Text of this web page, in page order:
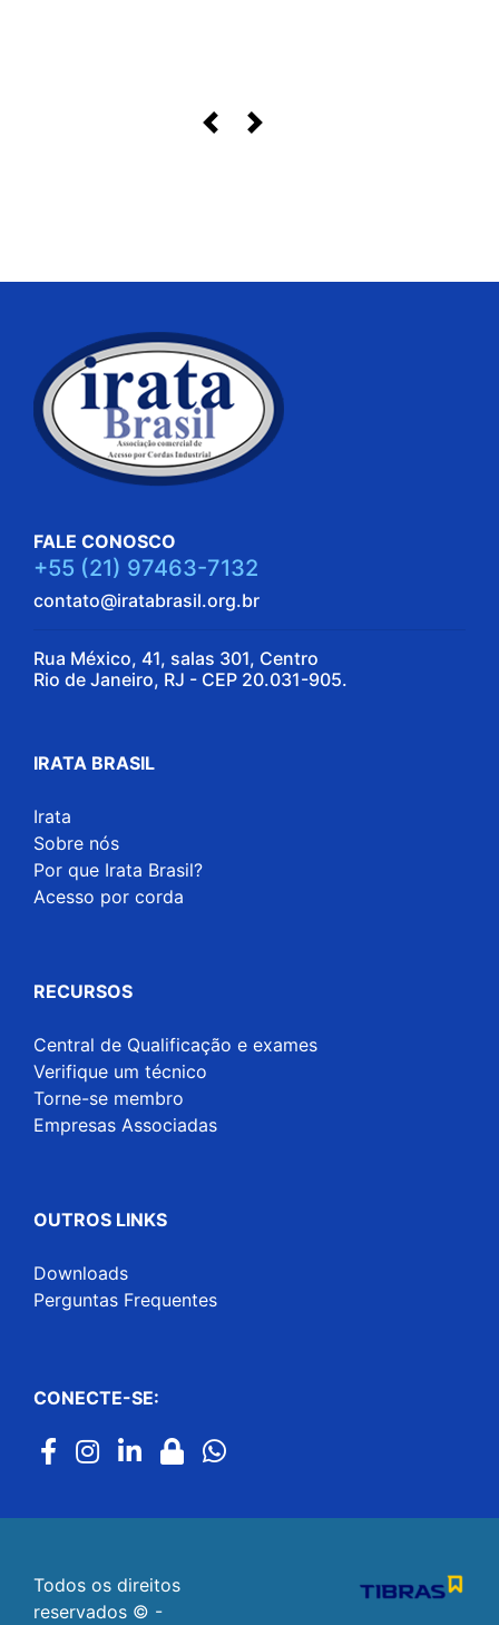
Anterior
FALE CONOSCO
+55 (21) 97463-7132
contato@iratabrasil.org.br
Rua México, 41, salas 301, Centro
Rio de Janeiro, RJ - CEP 20.031-905.
IRATA BRASIL
Irata
Sobre nós
Por que Irata Brasil?
Acesso por corda
RECURSOS
Central de Qualificação e exames
Verifique um técnico
Torne-se membro
Empresas Associadas
OUTROS LINKS
Downloads
Perguntas Frequentes
CONECTE-SE:
Todos os direitos
reservados © -